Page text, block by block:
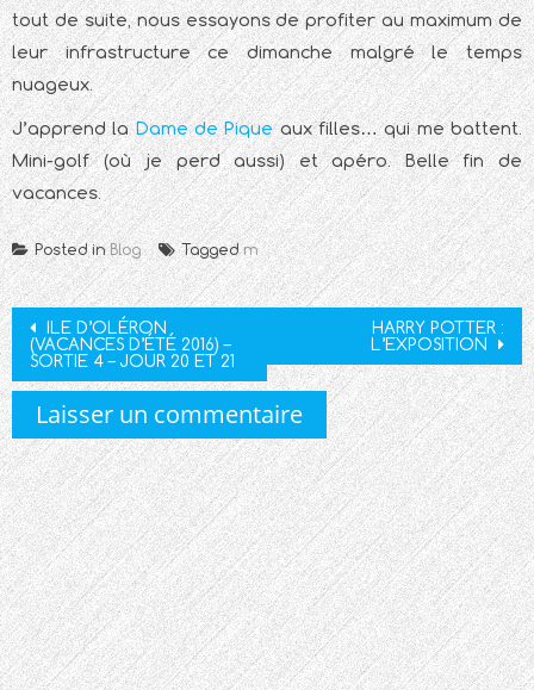
tout de suite, nous essayons de profiter au maximum de
leur infrastructure ce dimanche malgré le temps
nuageux.
J’apprend laDame de Piqueaux filles… qui me battent.
Mini-golf (où je perd aussi) et apéro. Belle fin de
vacances.
Posted inBlog Taggedm
Post
navigation
ILE D’OLÉRON
(VACANCES D’ÉTÉ 2016) –
SORTIE 4 – JOUR 20 ET 21
HARRY POTTER :
L’EXPOSITION
Laisser un commentaire